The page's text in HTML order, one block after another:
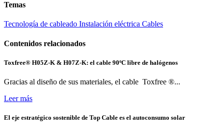
Temas
Tecnología de cableado Instalación eléctrica Cables
Contenidos relacionados
Toxfree® H05Z-K & H07Z-K: el cable 90ºC libre de halógenos
Gracias al diseño de sus materiales, el cable Toxfree ®...
Leer más
El eje estratégico sostenible de Top Cable es el autoconsumo solar